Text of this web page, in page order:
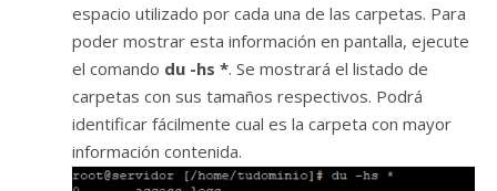
espacio utilizado por cada una de las carpetas. Para
poder mostrar esta información en pantalla, ejecute
el comando du -hs *. Se mostrará el listado de
carpetas con sus tamaños respectivos. Podrá
identificar fácilmente cual es la carpeta con mayor
información contenida.